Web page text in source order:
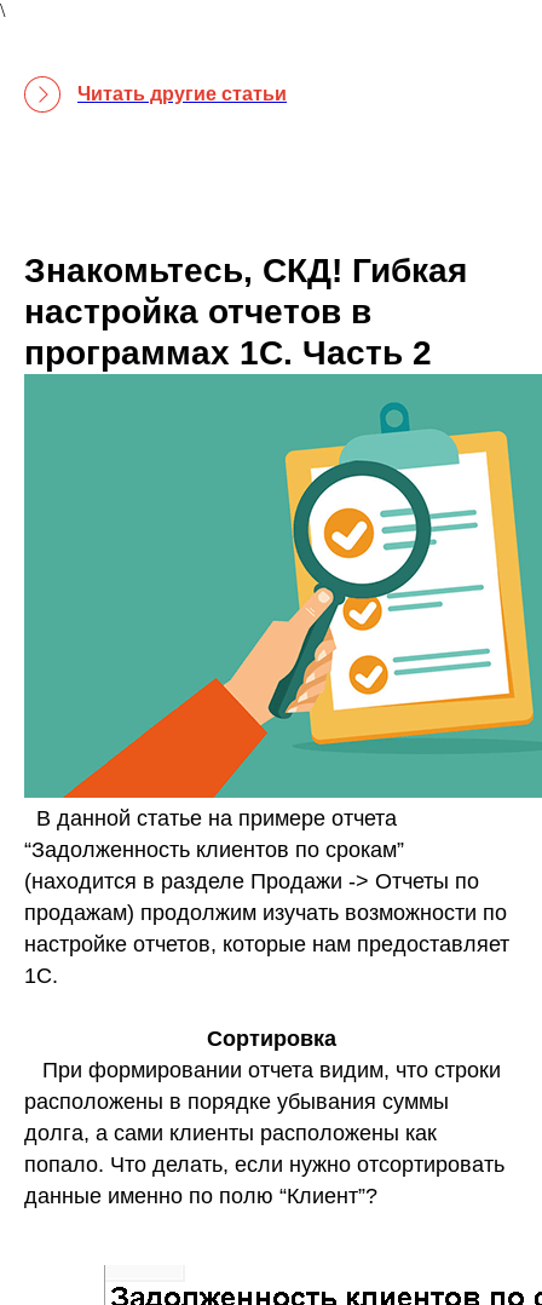
\
Читать другие статьи
Знакомьтесь, СКД! Гибкая
настройка отчетов в
программах 1С. Часть 2
В данной статье на примере отчета
“Задолженность клиентов по срокам”
(находится в разделе Продажи -> Отчеты по
продажам) продолжим изучать возможности по
настройке отчетов, которые нам предоставляет
1С.
Сортировка
При формировании отчета видим, что строки
расположены в порядке убывания суммы
долга, а сами клиенты расположены как
попало. Что делать, если нужно отсортировать
данные именно по полю “Клиент”?